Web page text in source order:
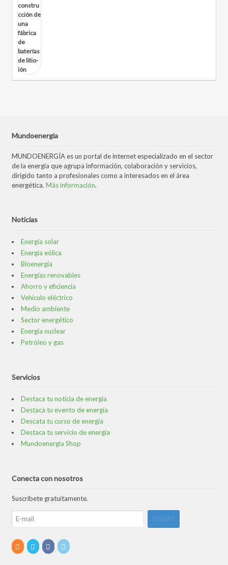
Mundoenergia
MUNDOENERGÍA es un portal de internet especializado en el sector
de la energía que agrupa información, colaboración y servicios,
dirigido tanto a profesionales como a interesados en el área
energética. Más información.
Noticias
Energía solar
Energía eólica
Bioenergía
Energías renovables
Ahorro y eficiencia
Vehículo eléctrico
Medio ambiente
Sector energético
Energía nuclear
Petróleo y gas
Servicios
Destaca tu noticia de energía
Destaca tu evento de energía
Descata tu curso de energía
Destaca tu servicio de energía
Mundoenergia Shop
Conecta con nosotros
Suscríbete gratuitamente.